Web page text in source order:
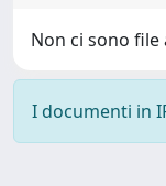
Non ci sono
I documenti in